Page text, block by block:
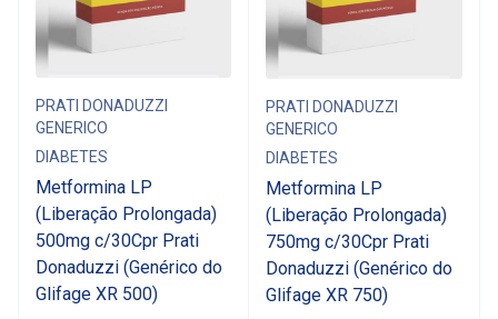
PRATI DONADUZZI
GENERICO
DIABETES
Metformina LP
(Liberação Prolongada)
500mg c/30Cpr Prati
Donaduzzi (Genérico do
Glifage XR 500)
PRATI DONADUZZI
GENERICO
DIABETES
Metformina LP
(Liberação Prolongada)
750mg c/30Cpr Prati
Donaduzzi (Genérico do
Glifage XR 750)